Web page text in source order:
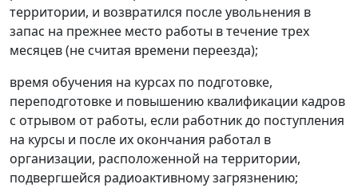
территории, и возвратился после увольнения в
запас на прежнее место работы в течение трех
месяцев (не считая времени переезда);
время обучения на курсах по подготовке,
переподготовке и повышению квалификации кадров
с отрывом от работы, если работник до поступления
на курсы и после их окончания работал в
организации, расположенной на территории,
подвергшейся радиоактивному загрязнению;